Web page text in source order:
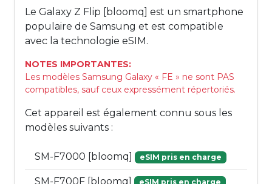
Le Galaxy Z Flip [bloomq] est un smartphone
populaire de Samsung et est compatible
avec la technologie eSIM.
NOTES IMPORTANTES:
Les modèles Samsung Galaxy « FE » ne sont PAS
compatibles, sauf ceux expressément répertoriés.
Cet appareil est également connu sous les
modèles suivants :
SM-F7000 [bloomq] eSIM pris en charge
SM-F700F [bloomq] eSIM pris en charge